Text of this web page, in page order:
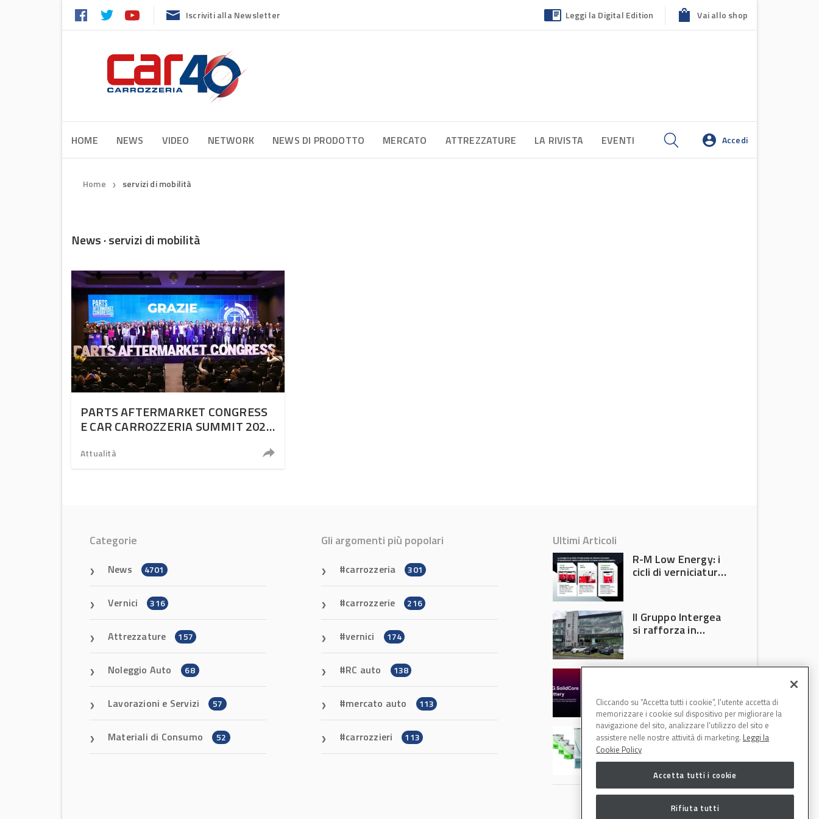
Iscriviti alla Newsletter Leggi la Digital Edition Vai allo shop
HOME NEWS VIDEO NETWORK NEWS DI PRODOTTO MERCATO ATTREZZATURE LA RIVISTA EVENTI Accedi
Home ❯ servizi di mobilità
News · servizi di mobilità
PARTS AFTERMARKET CONGRESS
E CAR CARROZZERIA SUMMIT 2023:
Attualità
Categorie
News 4701
Vernici 316
Attrezzature 157
Noleggio Auto 68
Lavorazioni e Servizi 57
Materiali di Consumo 52
Gli argomenti più popolari
carrozzeria 301
carrozzerie 216
vernici 174
RC auto 138
mercato auto 113
carrozzieri 113
Ultimi Articoli
R-M Low Energy: i
cicli di verniciatura
tempi e costi in
carrozzeria
Il Gruppo Intergea
si rafforza in
tecnologia che
potrebbe
accelerare la
rivoluzione
dell’auto elettrica
Speciale Low
Energy: axalta Fast
Cure Low Energy: la
tecnologia che
energetici e
aumenta la
Cliccando su “Accetta tutti i cookie”, l'utente accetta di
memorizzare i cookie sul dispositivo per migliorare la
navigazione del sito, analizzare l'utilizzo del sito e
assistere nelle nostre attività di marketing. Leggi la
Cookie Policy
Accetta tutti i cookie
Rifiuta tutti